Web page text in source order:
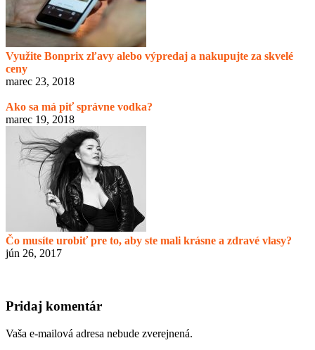
Využite Bonprix zľavy alebo výpredaj a nakupujte za skvelé
ceny
marec 23, 2018
Ako sa má piť správne vodka?
marec 19, 2018
Čo musíte urobiť pre to, aby ste mali krásne a zdravé vlasy?
jún 26, 2017
Pridaj komentár
Vaša e-mailová adresa nebude zverejnená.